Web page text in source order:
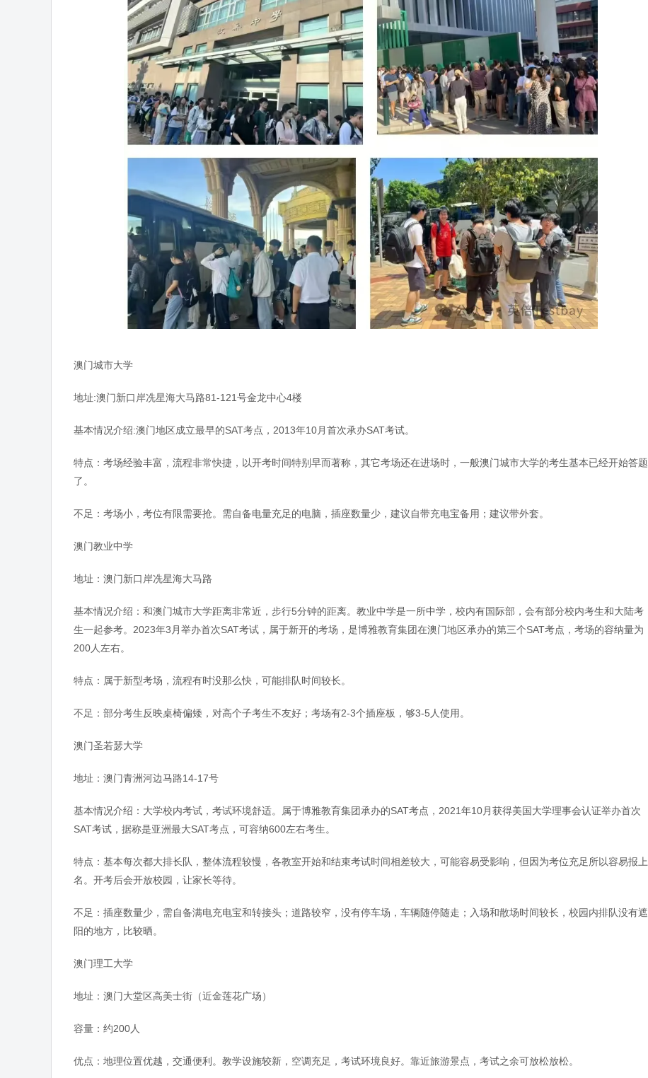
澳门城市大学
地址:澳门新口岸冼星海大马路81-121号金龙中心4楼
基本情况介绍:澳门地区成立最早的SAT考点，2013年10月首次承办SAT考试。
特点：考场经验丰富，流程非常快捷，以开考时间特别早而著称，其它考场还在进场时，一般澳门城市大学的考生基本已经开始答题
了。
不足：考场小，考位有限需要抢。需自备电量充足的电脑，插座数量少，建议自带充电宝备用；建议带外套。
澳门教业中学
地址：澳门新口岸冼星海大马路
基本情况介绍：和澳门城市大学距离非常近，步行5分钟的距离。教业中学是一所中学，校内有国际部，会有部分校内考生和大陆考
生一起参考。2023年3月举办首次SAT考试，属于新开的考场，是博雅教育集团在澳门地区承办的第三个SAT考点，考场的容纳量为
200人左右。
特点：属于新型考场，流程有时没那么快，可能排队时间较长。
不足：部分考生反映桌椅偏矮，对高个子考生不友好；考场有2-3个插座板，够3-5人使用。
澳门圣若瑟大学
地址：澳门青洲河边马路14-17号
基本情况介绍：大学校内考试，考试环境舒适。属于博雅教育集团承办的SAT考点，2021年10月获得美国大学理事会认证举办首次
SAT考试，据称是亚洲最大SAT考点，可容纳600左右考生。
特点：基本每次都大排长队，整体流程较慢，各教室开始和结束考试时间相差较大，可能容易受影响，但因为考位充足所以容易报上
名。开考后会开放校园，让家长等待。
不足：插座数量少，需自备满电充电宝和转接头；道路较窄，没有停车场，车辆随停随走；入场和散场时间较长，校园内排队没有遮
阳的地方，比较晒。
澳门理工大学
地址：澳门大堂区高美士街（近金莲花广场）
容量：约200人
优点：地理位置优越，交通便利。教学设施较新，空调充足，考试环境良好。靠近旅游景点，考试之余可放松放松。